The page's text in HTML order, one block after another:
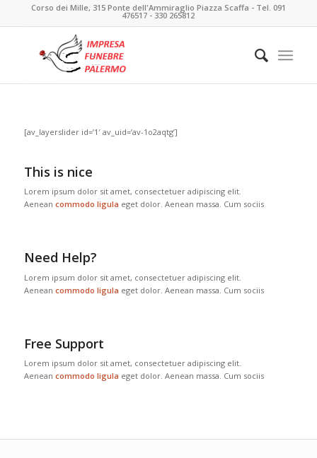
Corso dei Mille, 315 Ponte dell'Ammiraglio Piazza Scaffa - Tel. 091
476517 - 330 265812
[av_layerslider id=’1′ av_uid=’av-1o2aqtg’]
This is nice
Lorem ipsum dolor sit amet, consectetuer adipiscing elit.
Aenean commodo ligula eget dolor. Aenean massa. Cum sociis
Need Help?
Lorem ipsum dolor sit amet, consectetuer adipiscing elit.
Aenean commodo ligula eget dolor. Aenean massa. Cum sociis
Free Support
Lorem ipsum dolor sit amet, consectetuer adipiscing elit.
Aenean commodo ligula eget dolor. Aenean massa. Cum sociis